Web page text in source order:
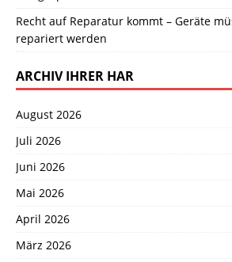
Recht auf Reparatur kommt – Geräte
repariert werden
ARCHIV IHRER HAR
August 2026
Juli 2026
Juni 2026
Mai 2026
April 2026
März 2026